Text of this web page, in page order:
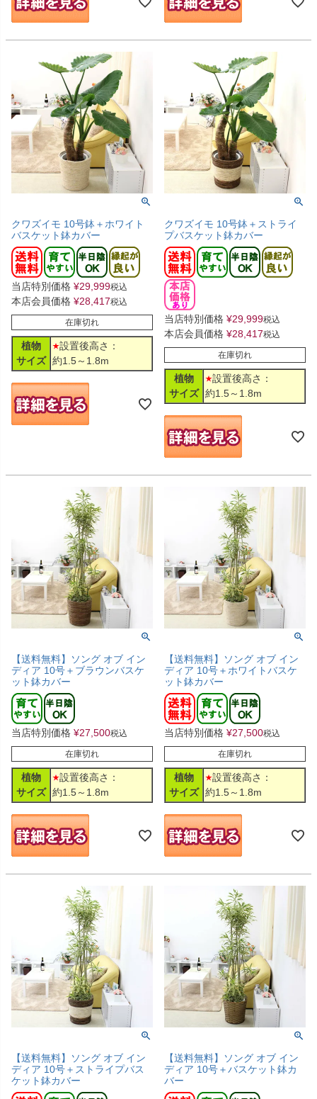
クワズイモ 10号鉢＋ホワイト
バスケット鉢カバー
当店特別価格 ¥29,999税込
本店会員価格 ¥28,417税込
在庫切れ
植物
サイズ
設置後高さ：
約1.5～1.8m
クワズイモ 10号鉢＋ストライ
プバスケット鉢カバー
当店特別価格 ¥29,999税込
本店会員価格 ¥28,417税込
在庫切れ
植物
サイズ
設置後高さ：
約1.5～1.8m
【送料無料】ソング オブ イン
ディア 10号＋ブラウンバスケ
ット鉢カバー
当店特別価格 ¥27,500税込
在庫切れ
植物
サイズ
設置後高さ：
約1.5～1.8m
【送料無料】ソング オブ イン
ディア 10号＋ホワイトバスケ
ット鉢カバー
当店特別価格 ¥27,500税込
在庫切れ
植物
サイズ
設置後高さ：
約1.5～1.8m
【送料無料】ソング オブ イン
ディア 10号＋ストライプバス
ケット鉢カバー
【送料無料】ソング オブ イン
ディア 10号＋バスケット鉢カ
バー